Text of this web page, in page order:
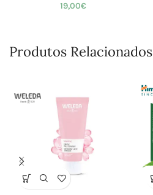
19,00€
Produtos Relacionados